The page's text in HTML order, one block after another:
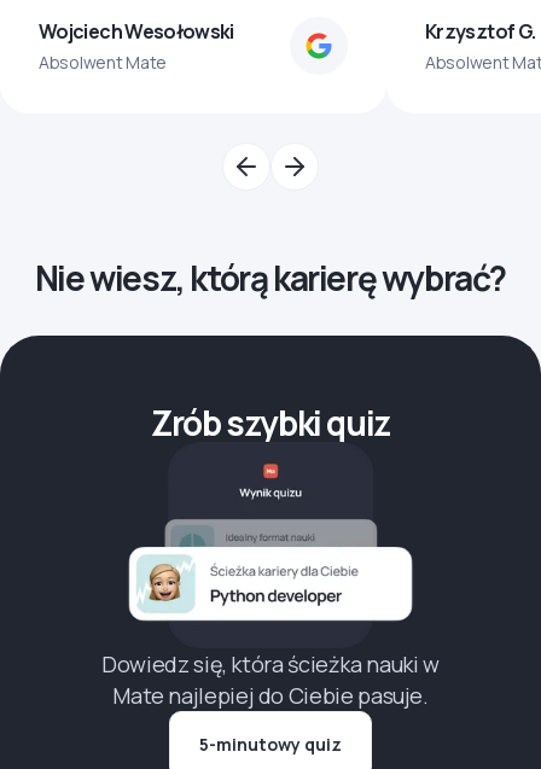
Wojciech Wesołowski
Absolwent Mate
Krzysztof G.
Absolwent
Nie wiesz, którą karierę wybrać?
Zrób szybki quiz
Dowiedz się, która ścieżka nauki w
Mate najlepiej do Ciebie pasuje.
5-minutowy quiz